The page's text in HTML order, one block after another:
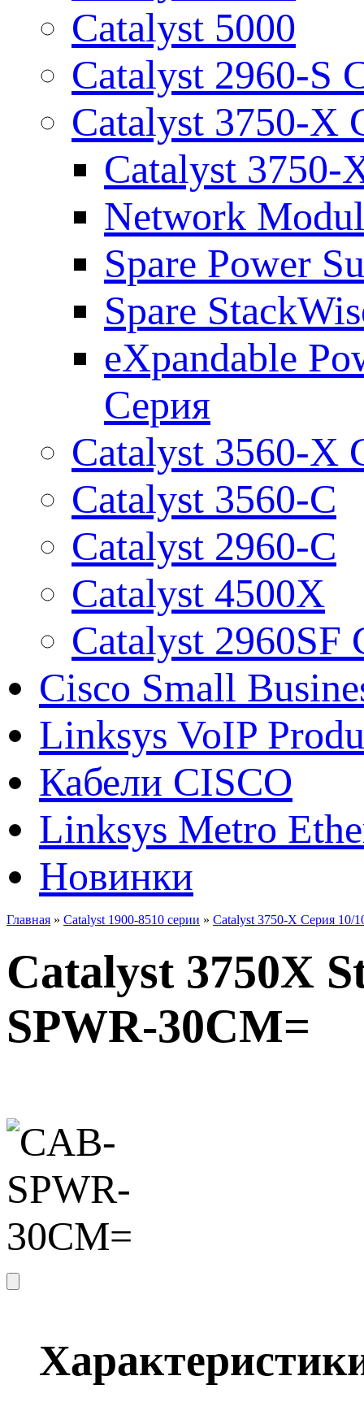
Catalyst 5000
Catalyst 2960-S
Catalyst 3750-X
Catalyst 3750-
Network
Spare Power
Spare
eXpandable
Серия
Catalyst 3560-X
Catalyst 3560-C
Catalyst 2960-C
Catalyst 4500X
Catalyst 2960SF
Cisco Small
Linksys VoIP
Кабели CISCO
Linksys Metro
Новинки
Главная » Catalyst 1900-8510 серии » Catalyst 3750-X Серия 10/
Catalyst 3750X
SPWR-30CM=